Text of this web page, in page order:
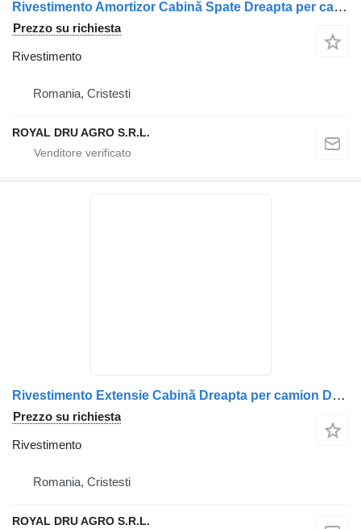
Rivestimento Amortizor Cabină Spate Dreapta per camion DAF – 1708308
Prezzo su richiesta
Rivestimento
Romania, Cristesti
ROYAL DRU AGRO S.R.L.
Rivestimento Extensie Cabină Dreapta per camion DAF 1843499 – Piesă Auto Neagră
Prezzo su richiesta
Rivestimento
Romania, Cristesti
ROYAL DRU AGRO S.R.L.